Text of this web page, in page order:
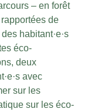
– en forêt
de
habitant·e·s
éco-
deux
avec
sur les
sur les éco-